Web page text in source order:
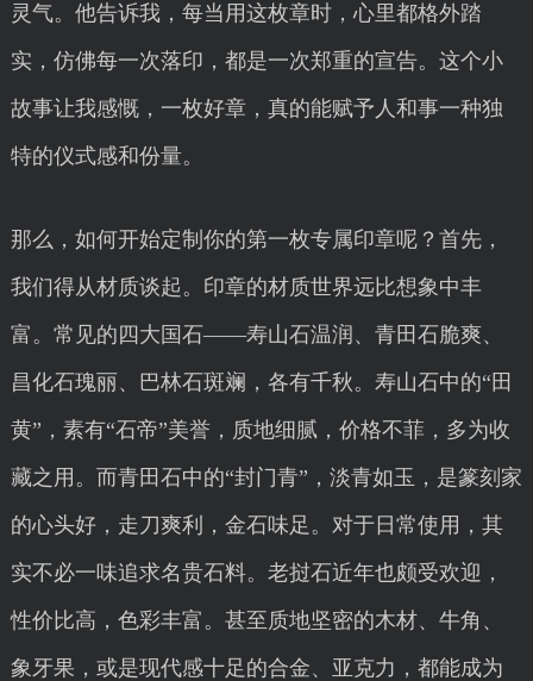
灵气。他告诉我，每当用这枚章时，心里都格外踏
实，仿佛每一次落印，都是一次郑重的宣告。这个小
故事让我感慨，一枚好章，真的能赋予人和事一种独
特的仪式感和份量。
那么，如何开始定制你的第一枚专属印章呢？首先，
我们得从材质谈起。印章的材质世界远比想象中丰
富。常见的四大国石——寿山石温润、青田石脆爽、
昌化石瑰丽、巴林石斑斓，各有千秋。寿山石中的“田
黄”，素有“石帝”美誉，质地细腻，价格不菲，多为收
藏之用。而青田石中的“封门青”，淡青如玉，是篆刻家
的心头好，走刀爽利，金石味足。对于日常使用，其
实不必一味追求名贵石料。老挝石近年也颇受欢迎，
性价比高，色彩丰富。甚至质地坚密的木材、牛角、
象牙果，或是现代感十足的合金、亚克力，都能成为